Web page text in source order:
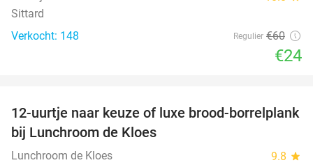
Sittard
Verkocht: 148
Regulier €60
€24
21%
12-uurtje naar keuze of luxe brood-borrelplank
bij Lunchroom de Kloes
Lunchroom de Kloes 9.8 star